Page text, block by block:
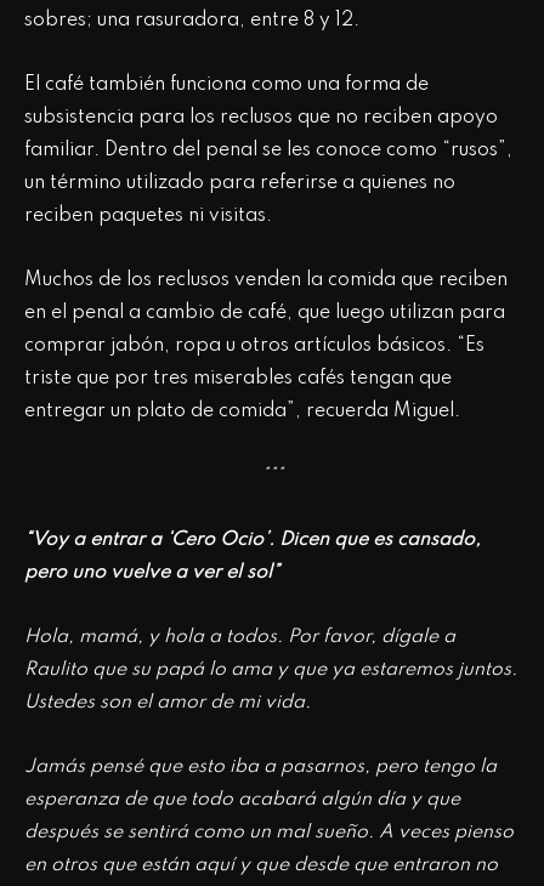
sobres; una rasuradora, entre 8 y 12.
El café también funciona como una forma de
subsistencia para los reclusos que no reciben apoyo
familiar. Dentro del penal se les conoce como “rusos”,
un término utilizado para referirse a quienes no
reciben paquetes ni visitas.
Muchos de los reclusos venden la comida que reciben
en el penal a cambio de café, que luego utilizan para
comprar jabón, ropa u otros artículos básicos. “Es
triste que por tres miserables cafés tengan que
entregar un plato de comida”, recuerda Miguel.
***
“Voy a entrar a ‘Cero Ocio’. Dicen que es cansado,
pero uno vuelve a ver el sol”
Hola, mamá, y hola a todos. Por favor, dígale a
Raulito que su papá lo ama y que ya estaremos juntos.
Ustedes son el amor de mi vida.
Jamás pensé que esto iba a pasarnos, pero tengo la
esperanza de que todo acabará algún día y que
después se sentirá como un mal sueño. A veces pienso
en otros que están aquí y que desde que entraron no